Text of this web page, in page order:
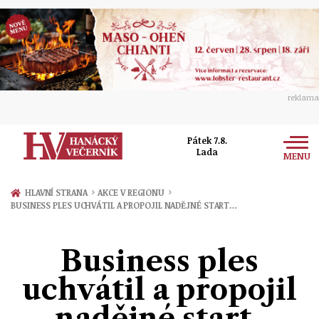
reklama
Pátek 7.8.
Lada
MENU
Zprávy
Prostějov
Přerov
Politika
Ekonomika
Kultura
Hudba
Společnost
HLAVNÍ STRANA › AKCE V REGIONU ›
BUSINESS PLES UCHVÁTIL A PROPOJIL NADĚJNÉ START…
Business ples
uchvátil a propojil